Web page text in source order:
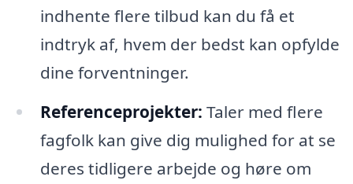
indhente flere tilbud kan du få et
indtryk af, hvem der bedst kan opfylde
dine forventninger.
Referenceprojekter: Taler med flere
fagfolk kan give dig mulighed for at se
deres tidligere arbejde og høre om